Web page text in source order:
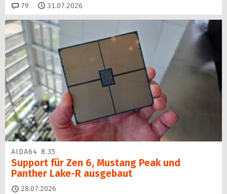
79 Kommentare
31.07.2026
AIDA64 8.35
Support für Zen 6, Mustang Peak und
Panther Lake-R ausgebaut
28.07.2026